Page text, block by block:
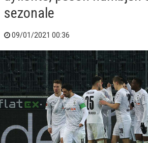
sezonale
09/01/2021 00:36